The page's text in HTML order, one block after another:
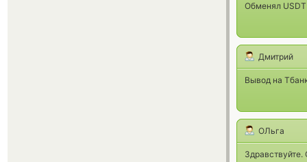
Обменял
Дмитрий
Вывод на
ОЛьга